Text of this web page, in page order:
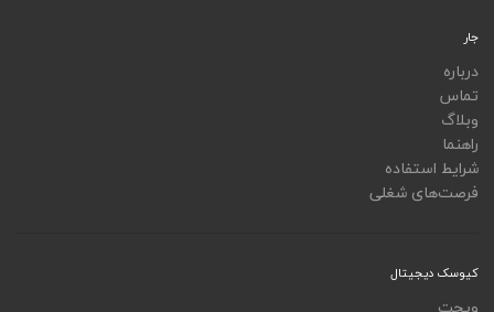
جار
درباره
تماس
وبلاگ
راهنما
شرایط استفاده
فرصت‌های شغلی
کیوسک دیجیتال